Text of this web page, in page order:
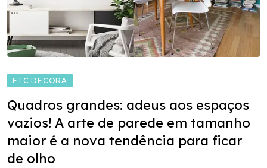
FTC DECORA
Quadros grandes: adeus aos espaços
vazios! A arte de parede em tamanho
maior é a nova tendência para ficar
de olho